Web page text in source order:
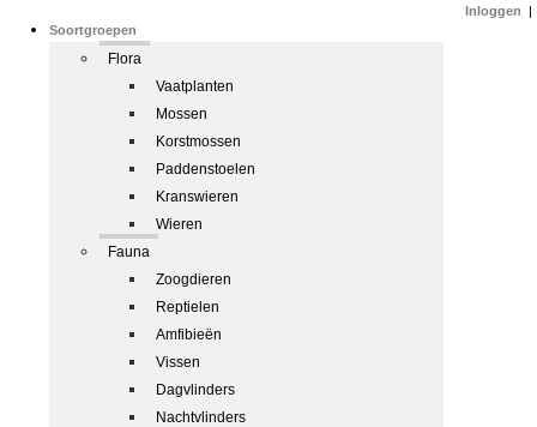
Soortgroepen
Flora
Vaatplanten
Mossen
Korstmossen
Paddenstoelen
Kranswieren
Wieren
Fauna
Zoogdieren
Reptielen
Amfibieën
Vissen
Dagvlinders
Nachtvlinders
Inloggen |